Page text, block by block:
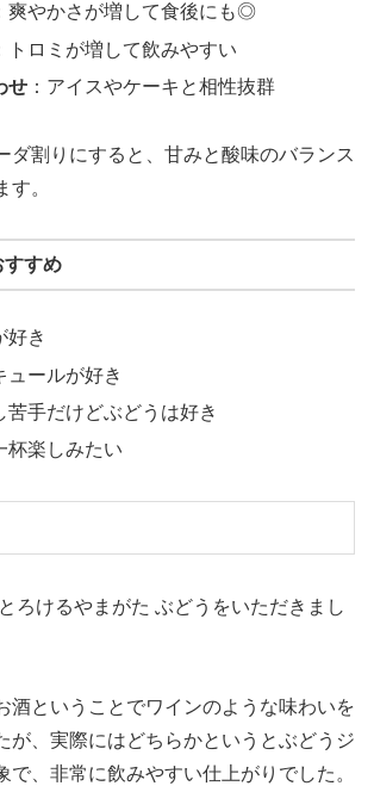
爽やかさが増して食後にも◎
トロミが増して飲みやすい
せ ：アイスやケーキと相性抜群
ダ割りにすると、甘みと酸味のバランス
す。
すすめ
好き
ュールが好き
苦手だけどぶどうは好き
杯楽しみたい
ろけるやまがた ぶどうをいただきまし
酒ということでワインのような味わいを
が、実際にはどちらかというとぶどうジ
で、非常に飲みやすい仕上がりでした。